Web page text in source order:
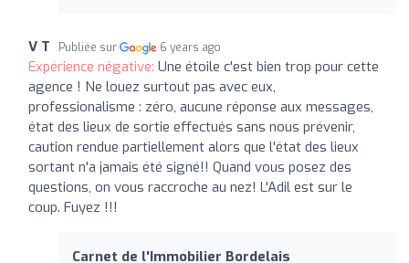
V T Publiée sur 6 years ago
Expérience négative: Une étoile c'est bien trop pour cette
agence ! Ne louez surtout pas avec eux,
professionalisme : zéro, aucune réponse aux messages,
état des lieux de sortie effectués sans nous prévenir,
caution rendue partiellement alors que l'état des lieux
sortant n'a jamais été signé!! Quand vous posez des
questions, on vous raccroche au nez! L'Adil est sur le
coup. Fuyez !!!
Carnet de l'Immobilier Bordelais